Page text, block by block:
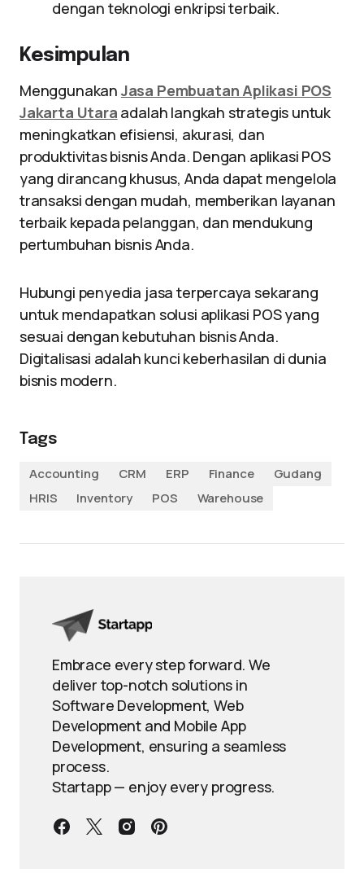
dengan teknologi enkripsi terbaik.
Kesimpulan
Menggunakan Jasa Pembuatan Aplikasi POS
Jakarta Utara adalah langkah strategis untuk
meningkatkan efisiensi, akurasi, dan
produktivitas bisnis Anda. Dengan aplikasi POS
yang dirancang khusus, Anda dapat mengelola
transaksi dengan mudah, memberikan layanan
terbaik kepada pelanggan, dan mendukung
pertumbuhan bisnis Anda.
Hubungi penyedia jasa terpercaya sekarang
untuk mendapatkan solusi aplikasi POS yang
sesuai dengan kebutuhan bisnis Anda.
Digitalisasi adalah kunci keberhasilan di dunia
bisnis modern.
Tags
Accounting
CRM ERP Finance
Gudang
HRIS
Inventory POS Warehouse
Embrace every step forward. We
deliver top-notch solutions in
Software Development, Web
Development and Mobile App
Development, ensuring a seamless
process.
Startapp — enjoy every progress.